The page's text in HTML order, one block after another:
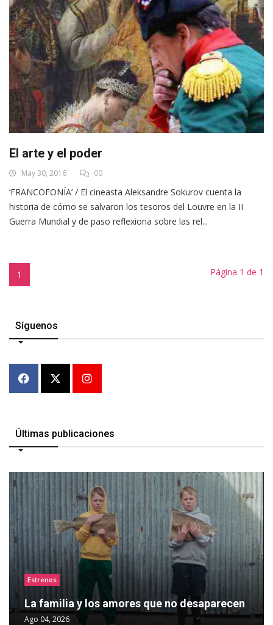
El arte y el poder
May 30, 2016 00
‘FRANCOFONÍA’ / El cineasta Aleksandre Sokurov cuenta la
historia de cómo se salvaron los tesoros del Louvre en la II
Guerra Mundial y de paso reflexiona sobre las rel...
1 Página 1 de 1
Síguenos
Últimas publicaciones
Estrenos
La familia y los amores que no desaparecen
Ago 04, 2026